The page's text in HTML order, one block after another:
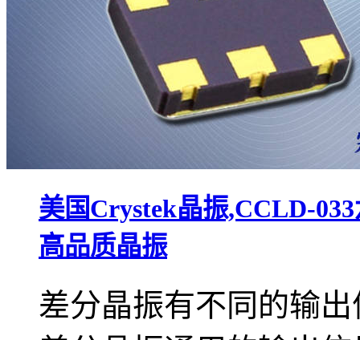
美国Crystek晶振,CCLD-
高品质晶振
差分晶振有不同的输出